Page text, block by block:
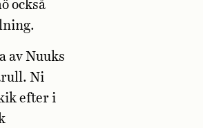
också
av Nuuks
Ni
efter i